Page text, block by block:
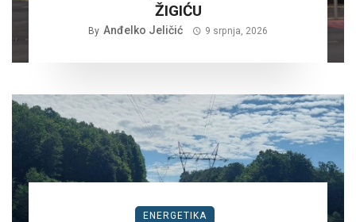
ŽIGIĆU
By Anđelko Jeličić 9 srpnja, 2026
ENERGETIKA